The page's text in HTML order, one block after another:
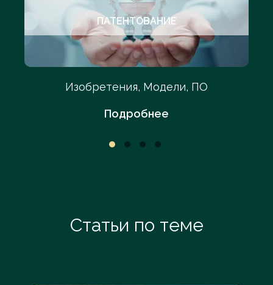
ПАТЕНТОВАНИЕ
Изобретения, Модели, ПО
Подробнее
Статьи по теме